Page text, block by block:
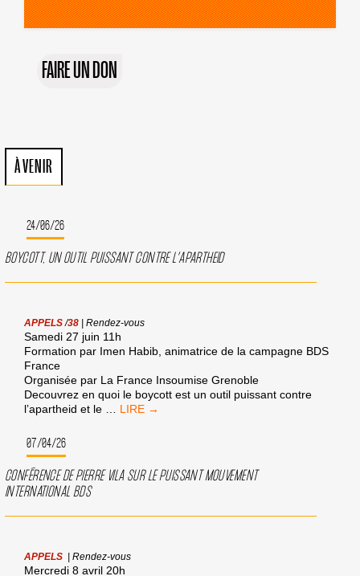
FAIRE UN DON
À VENIR
24/06/26
BOYCOTT, UN OUTIL PUISSANT CONTRE L’APARTHEID
APPELS /38 Rendez-vous
Samedi 27 juin 11h
Formation par Imen Habib, animatrice de la campagne BDS
France
Organisée par La France Insoumise Grenoble
Decouvrez en quoi le boycott est un outil puissant contre
l’apartheid et le
BOYCOTT,
L’APARTHEID
07/04/26
CONFÉRENCE DE PIERRE VILA SUR LE PUISSANT MOUVEMENT
INTERNATIONAL BDS
APPELS Rendez-vous
Mercredi 8 avril 20h